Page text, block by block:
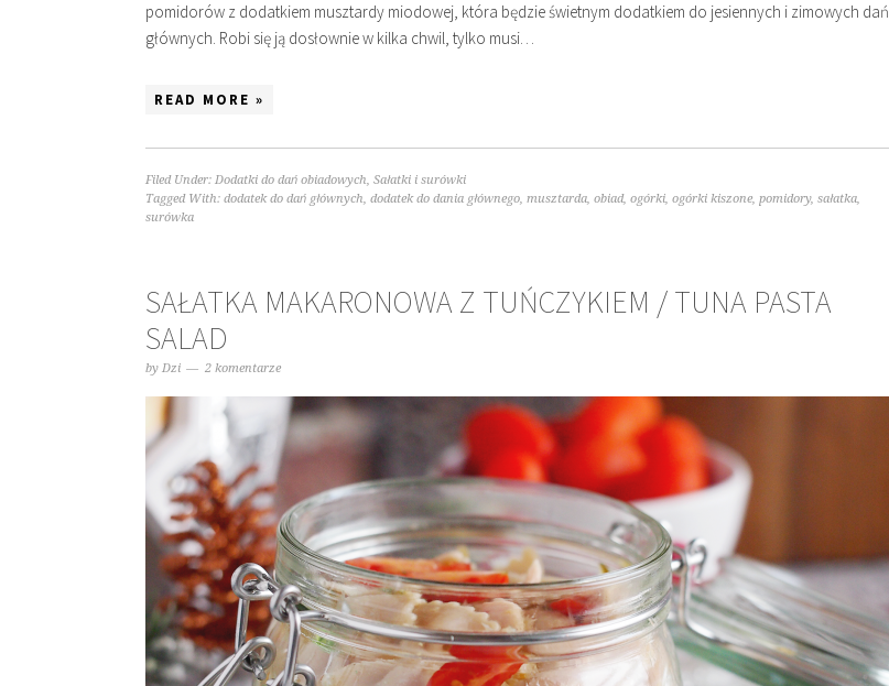
pomidorów z dodatkiem musztardy miodowej, która będzie świetnym dodatkiem do jesiennych i zimowych dań
głównych. Robi się ją dosłownie w kilka chwil, tylko musi…
READ MORE »
Filed Under: Dodatki do dań obiadowych, Sałatki i surówki
Tagged With: dodatek do dań głównych, dodatek do dania głównego, musztarda, obiad, ogórki, ogórki kiszone, pomidory, sałatka,
surówka
SAŁATKA MAKARONOWA Z TUŃCZYKIEM / TUNA PASTA
SALAD
by Dzi 2 komentarze